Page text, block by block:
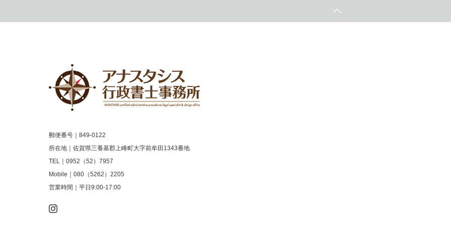
郵便番号｜849-0122
所在地｜佐賀県三養基郡上峰町大字前牟田1343番地
TEL｜0952（52）7957
Mobile｜080（5262）2205
営業時間｜平日9:00-17:00